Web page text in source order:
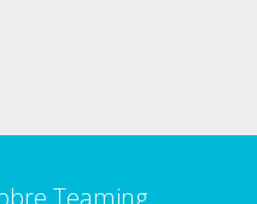
Teaming